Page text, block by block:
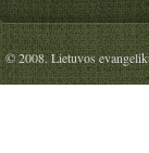
© 2008. Lietuvos